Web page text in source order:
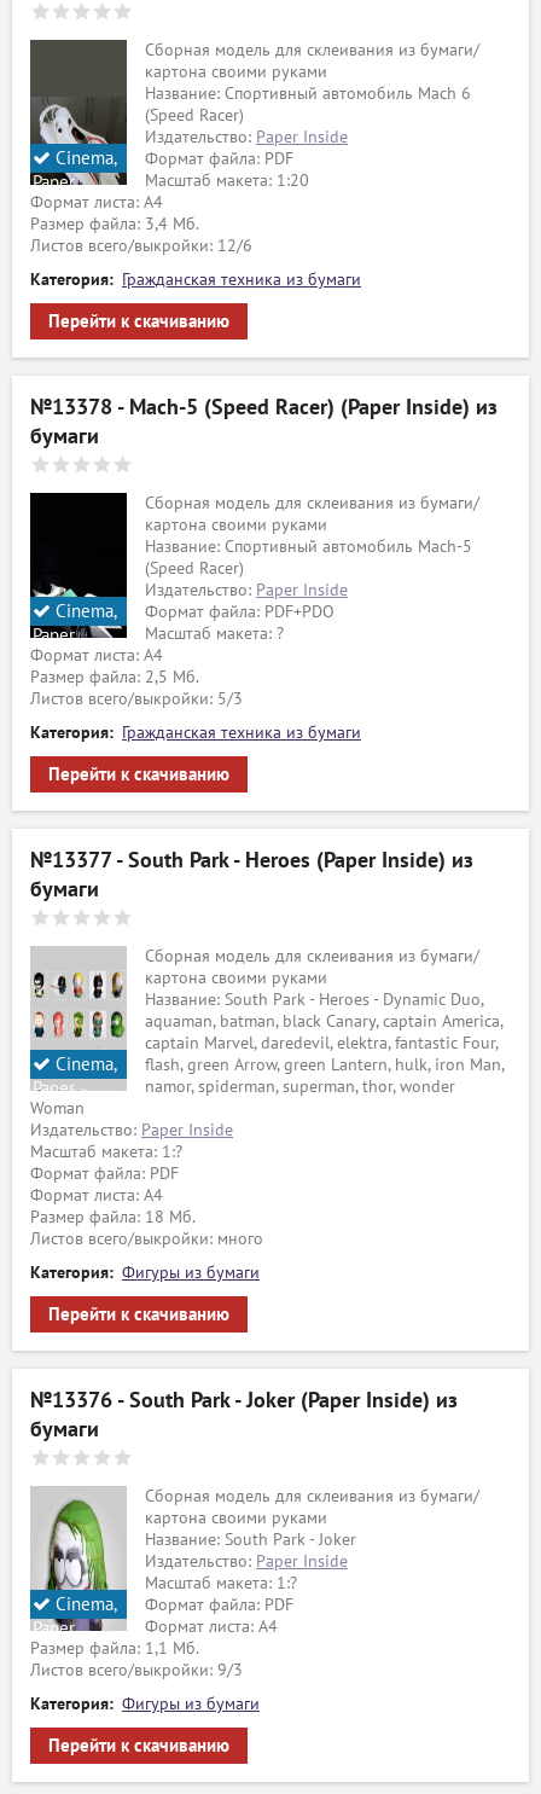
Cinema,
Paper
Inside
Сборная модель для склеивания из бумаги/
картона своими руками
Название: Спортивный автомобиль Mach 6
(Speed Racer)
Издательство: Paper Inside
Формат файла: PDF
Масштаб макета: 1:20
Формат листа: А4
Размер файла: 3,4 Мб.
Листов всего/выкройки: 12/6
Категория: Гражданская техника из бумаги
Перейти к скачиванию
№13378 - Mach-5 (Speed Racer) (Paper Inside) из
бумаги
Cinema,
Paper
Inside
Сборная модель для склеивания из бумаги/
картона своими руками
Название: Спортивный автомобиль Mach-5
(Speed Racer)
Издательство: Paper Inside
Формат файла: PDF+PDO
Масштаб макета: ?
Формат листа: А4
Размер файла: 2,5 Мб.
Листов всего/выкройки: 5/3
Категория: Гражданская техника из бумаги
Перейти к скачиванию
№13377 - South Park - Heroes (Paper Inside) из
бумаги
Cinema,
Paper
Inside
Сборная модель для склеивания из бумаги/
картона своими руками
Название: South Park - Heroes - Dynamic Duo,
aquaman, batman, black Canary, captain America,
captain Marvel, daredevil, elektra, fantastic Four,
flash, green Arrow, green Lantern, hulk, iron Man,
namor, spiderman, superman, thor, wonder
Woman
Издательство: Paper Inside
Масштаб макета: 1:?
Формат файла: PDF
Формат листа: А4
Размер файла: 18 Мб.
Листов всего/выкройки: много
Категория: Фигуры из бумаги
Перейти к скачиванию
№13376 - South Park - Joker (Paper Inside) из
бумаги
Cinema,
Paper
Inside
Сборная модель для склеивания из бумаги/
картона своими руками
Название: South Park - Joker
Издательство: Paper Inside
Масштаб макета: 1:?
Формат файла: PDF
Формат листа: А4
Размер файла: 1,1 Мб.
Листов всего/выкройки: 9/3
Категория: Фигуры из бумаги
Перейти к скачиванию